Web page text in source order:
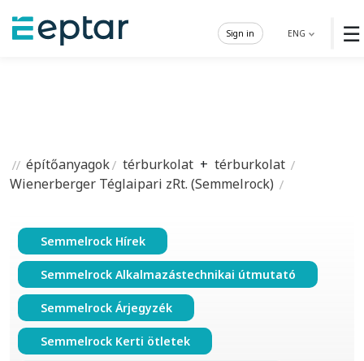
☰
ENG
Sign in
építőanyagok térburkolat + térburkolat
Wienerberger Téglaipari zRt. (Semmelrock)
Semmelrock Hírek
Semmelrock Alkalmazástechnikai útmutató
Semmelrock Árjegyzék
Semmelrock Kerti ötletek